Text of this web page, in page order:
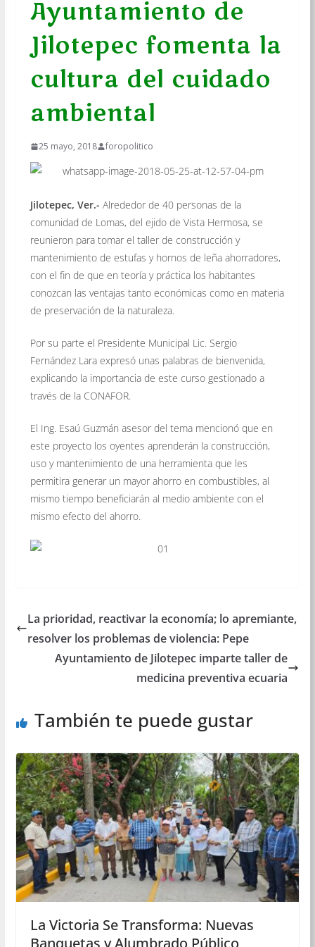
Ayuntamiento de
Jilotepec fomenta la
cultura del cuidado
ambiental
25 mayo, 2018 foropolitico
Jilotepec, Ver.- Alrededor de 40 personas de la
comunidad de Lomas, del ejido de Vista Hermosa, se
reunieron para tomar el taller de construcción y
mantenimiento de estufas y hornos de leña ahorradores,
con el fin de que en teoría y práctica los habitantes
conozcan las ventajas tanto económicas como en materia
de preservación de la naturaleza.
Por su parte el Presidente Municipal Lic. Sergio
Fernández Lara expresó unas palabras de bienvenida,
explicando la importancia de este curso gestionado a
través de la CONAFOR.
El Ing. Esaú Guzmán asesor del tema mencionó que en
este proyecto los oyentes aprenderán la construcción,
uso y mantenimiento de una herramienta que les
permitira generar un mayor ahorro en combustibles, al
mismo tiempo beneficiarán al medio ambiente con el
mismo efecto del ahorro.
La prioridad, reactivar la economía; lo apremiante,
resolver los problemas de violencia: Pepe
Ayuntamiento de Jilotepec imparte taller de
medicina preventiva ecuaria
También te puede gustar
La Victoria Se Transforma: Nuevas